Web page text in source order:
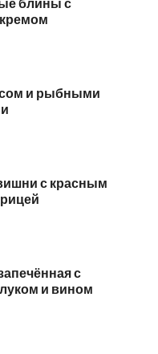
и рыбными
с красным
с
и вином